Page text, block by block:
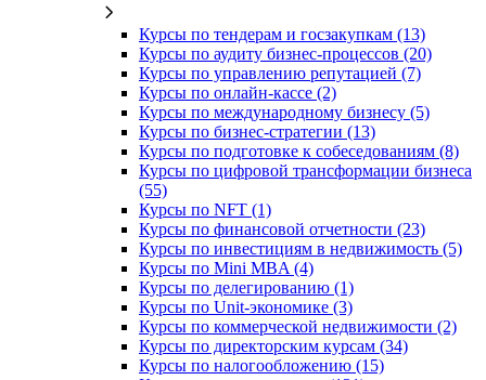
Курсы по тендерам и госзакупкам (13)
Курсы по аудиту бизнес-процессов (20)
Курсы по управлению репутацией (7)
Курсы по онлайн-кассе (2)
Курсы по международному бизнесу (5)
Курсы по бизнес-стратегии (13)
Курсы по подготовке к собеседованиям (8)
Курсы по цифровой трансформации бизнеса
(55)
Курсы по NFT (1)
Курсы по финансовой отчетности (23)
Курсы по инвестициям в недвижимость (5)
Курсы по Mini MBA (4)
Курсы по делегированию (1)
Курсы по Unit-экономике (3)
Курсы по коммерческой недвижимости (2)
Курсы по директорским курсам (34)
Курсы по налогообложению (15)